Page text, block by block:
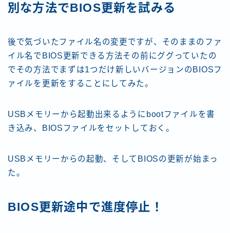
別な方法でBIOS更新を試みる
後で気づいたファイル名の変更ですが、そのままのファ
イル名でBIOS更新できる方法その前にググっていたの
でその方法でまずは1つだけ新しいバージョンのBIOSフ
ァイルを更新をすることにしてみた。
USBメモリーから起動出来るようにbootファイルを書
き込み、BIOSファイルをセットしておく。
USBメモリーからの起動、そしてBIOSの更新が始まっ
た。
BIOS更新途中で進度停止！